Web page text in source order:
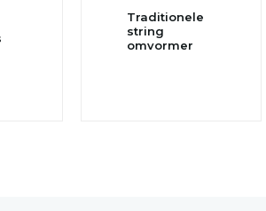
Traditionele
string
omvormer